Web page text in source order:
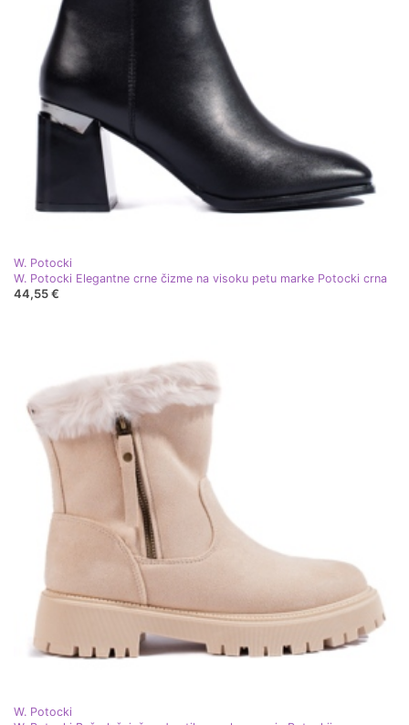
W. Potocki
W. Potocki Elegantne crne čizme na visoku petu marke Potocki crna
44,55 €
W. Potocki